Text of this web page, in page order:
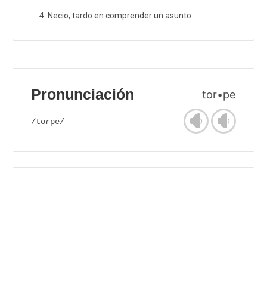
Necio, tardo en comprender un asunto.
Pronunciación tor•pe
/toɾpe/